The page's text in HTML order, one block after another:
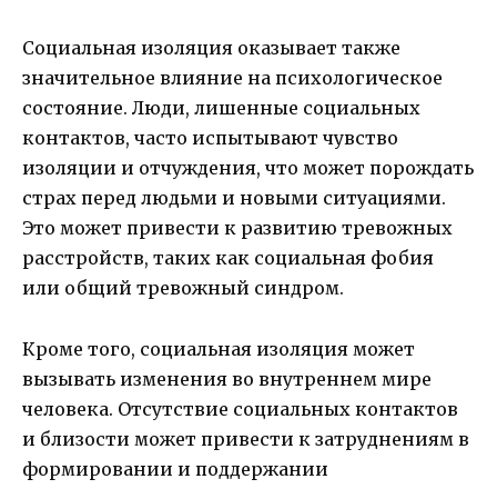
Социальная изоляция оказывает также
значительное влияние на психологическое
состояние. Люди, лишенные социальных
контактов, часто испытывают чувство
изоляции и отчуждения, что может порождать
страх перед людьми и новыми ситуациями.
Это может привести к развитию тревожных
расстройств, таких как социальная фобия
или общий тревожный синдром.
Кроме того, социальная изоляция может
вызывать изменения во внутреннем мире
человека. Отсутствие социальных контактов
и близости может привести к затруднениям в
формировании и поддержании